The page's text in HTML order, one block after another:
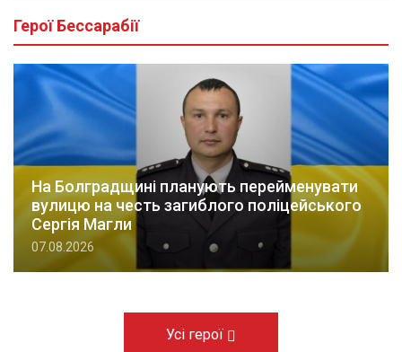
Герої Бессарабії
На Болградщині планують перейменувати
вулицю на честь загиблого поліцейського
Сергія Магли
07.08.2026
Усі герої